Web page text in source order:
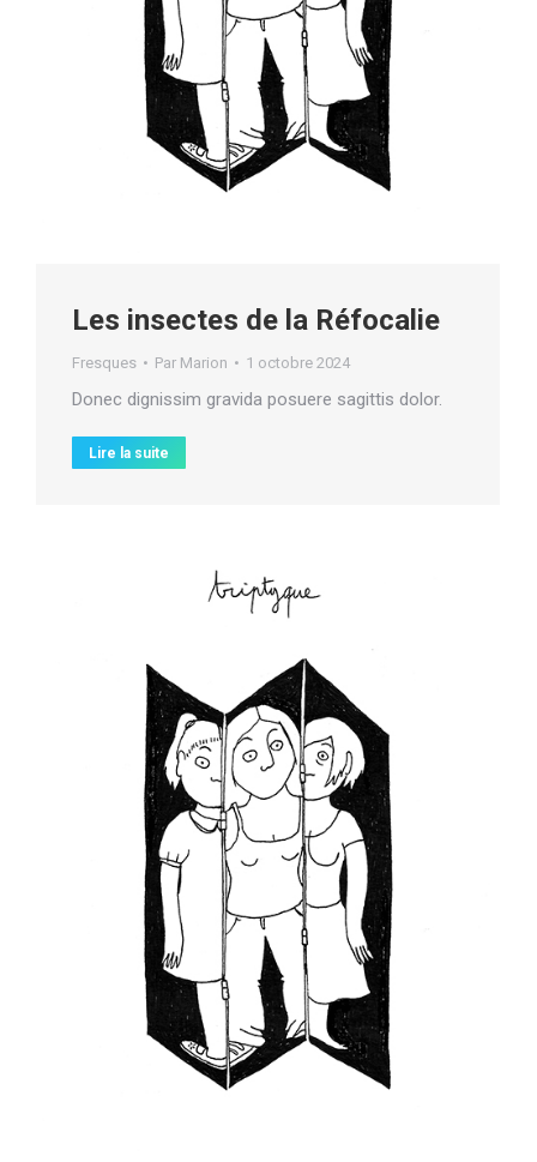
Les insectes de la Réfocalie
Fresques Par Marion 1 octobre 2024
Donec dignissim gravida posuere sagittis dolor.
Lire la suite